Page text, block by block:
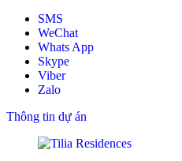
SMS
WeChat
Whats App
Skype
Viber
Zalo
Thông tin dự án